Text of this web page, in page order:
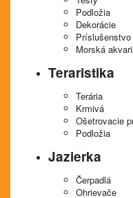
Podložia
Dekorácie
Príslušenstvo
Morská
Teraristika
Terária
Krmivá
Ošetrovacie
Podložia
Jazierka
Čerpadlá
Ohrievače